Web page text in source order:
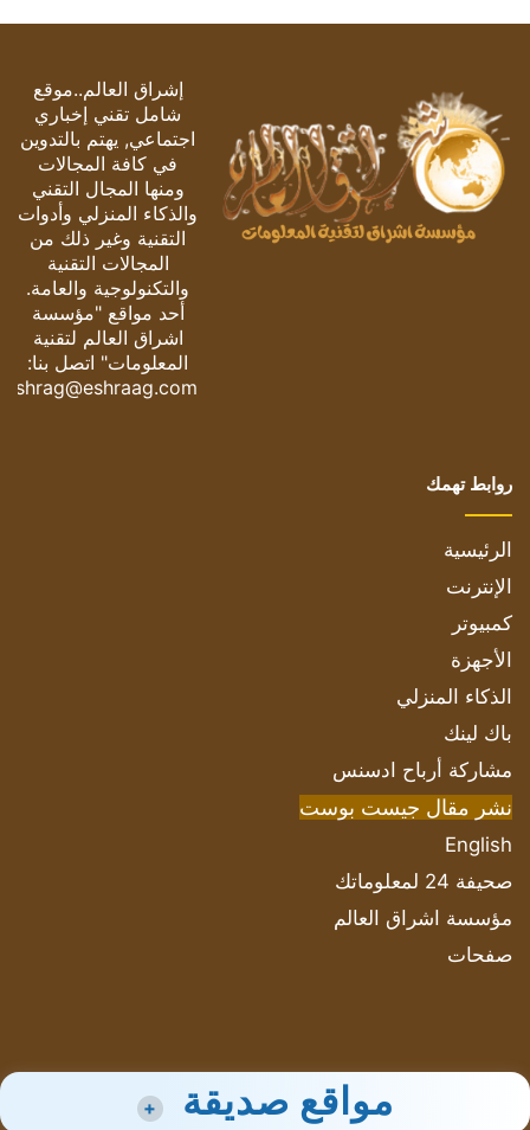
إشراق العالم..موقع
شامل تقني إخباري
اجتماعي, يهتم بالتدوين
في كافة المجالات
ومنها المجال التقني
والذكاء المنزلي وأدوات
التقنية وغير ذلك من
المجالات التقنية
والتكنولوجية والعامة.
أحد مواقع "مؤسسة
اشراق العالم لتقنية
المعلومات" اتصل بنا:
eshrag@eshraag.com
روابط تهمك
الرئيسية
الإنترنت
كمبيوتر
الأجهزة
الذكاء المنزلي
باك لينك
مشاركة أرباح ادسنس
نشر مقال جيست بوست
English
صحيفة 24 لمعلوماتك
مؤسسة اشراق العالم
صفحات
مواقع صديقة +